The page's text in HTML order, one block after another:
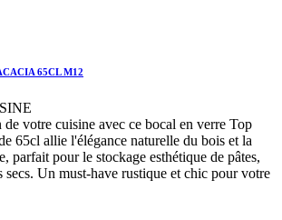
65CL M12
votre cuisine avec ce bocal en verre Top
65cl allie l'élégance naturelle du bois et la
parfait pour le stockage esthétique de pâtes,
secs. Un must-have rustique et chic pour votre